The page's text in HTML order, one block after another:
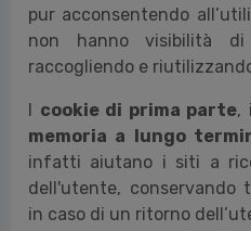
pur acconsentendo
non hanno visibilità
raccogliendo e
I cookie di prima parte,
memoria a lungo
infatti aiutano i siti a
dell'utente, conservando
in caso di un ritorno